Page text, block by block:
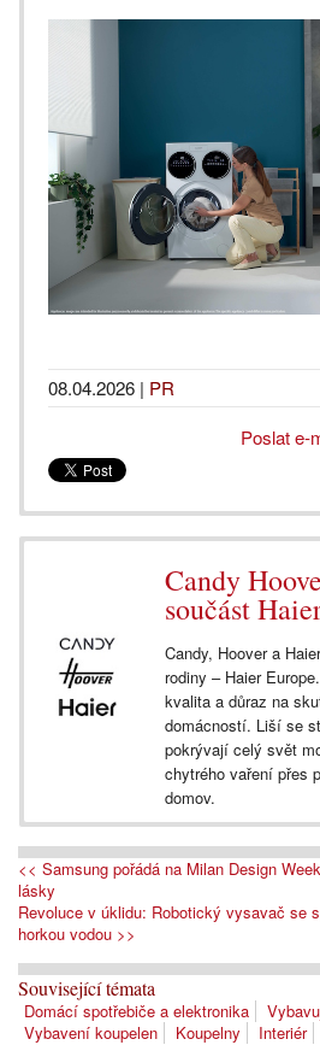
08.04.2026 | PR
Poslat e-
Candy
součást
Candy, Hoover a
rodiny – Haier
kvalita a důraz na
domácností. Liší se
pokrývají celý svět
chytrého vaření přes
domov.
<< Samsung pořádá na Milan Design
lásky
Revoluce v úklidu: Robotický vysavač se
horkou vodou >>
Související témata
Domácí spotřebiče a elektronika
Vybavení koupelen
Koupelny Interiér